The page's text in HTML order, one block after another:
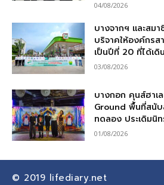
04/08/2026
บางจากฯ และสม
บริจาคให้องค์กรส
เป็นปีที่ 20 ที่ได้เดิ
03/08/2026
บางกอก คุนส์ฮาเ
Ground พื้นที่สนับ
ทดลอง ประเดิมนิ
01/08/2026
© 2019 lifediary.net